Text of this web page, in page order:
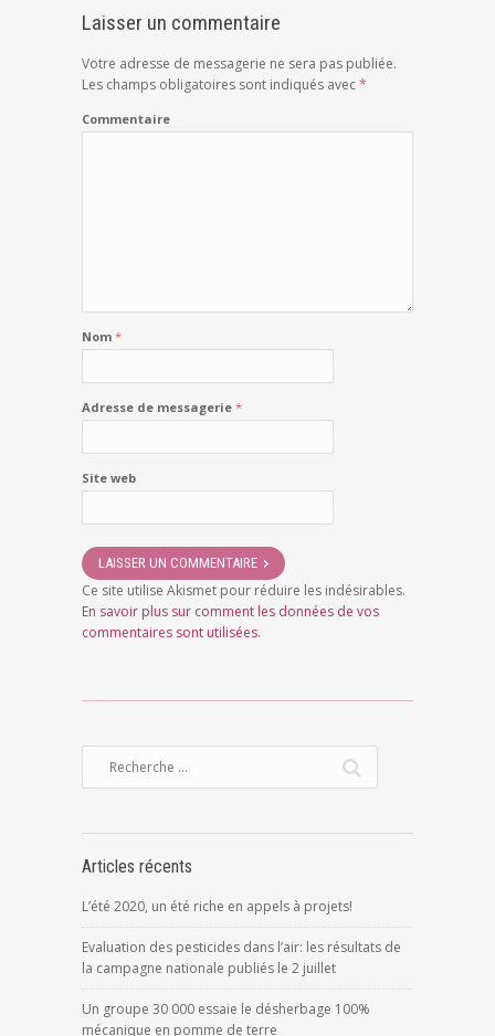
Laisser un commentaire
Votre adresse de messagerie ne sera pas publiée.
Les champs obligatoires sont indiqués avec*
Commentaire
Nom *
Adresse de messagerie *
Site web
Ce site utilise Akismet pour réduire les indésirables.
En savoir plus sur comment les données de vos
commentaires sont utilisées.
Articles récents
L’été 2020, un été riche en appels à projets!
Evaluation des pesticides dans l’air: les résultats de
la campagne nationale publiés le 2 juillet
Un groupe 30 000 essaie le désherbage 100%
mécanique en pomme de terre